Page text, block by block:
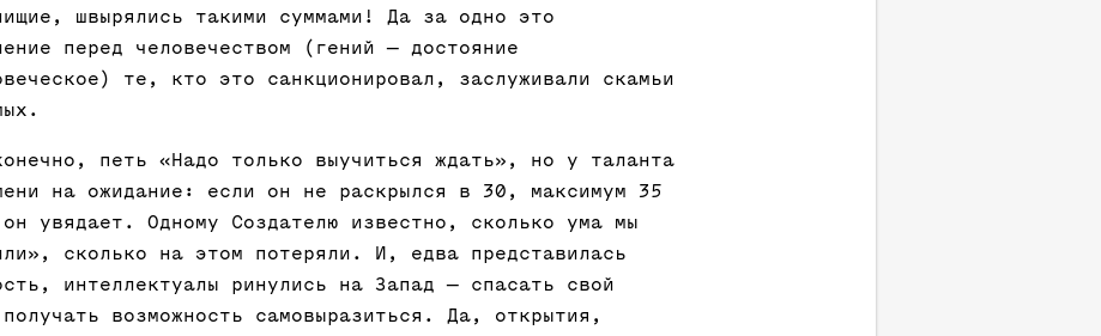
швырялись такими суммами! Да за одно это
перед человечеством (гений — достояние
те, кто это санкционировал, заслуживали скамьи
петь «Надо только выучиться ждать», но у таланта
на ожидание: если он не раскрылся в 30, максимум 35
увядает. Одному Создателю известно, сколько ума мы
сколько на этом потеряли. И, едва представилась
интеллектуалы ринулись на Запад — спасать свой
возможность самовыразиться. Да, открытия,